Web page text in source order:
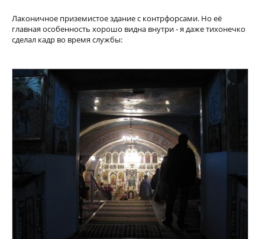
Лаконичное приземистое здание с контрфорсами. Но её
главная особенность хорошо видна внутри - я даже тихонечко
сделал кадр во время службы: